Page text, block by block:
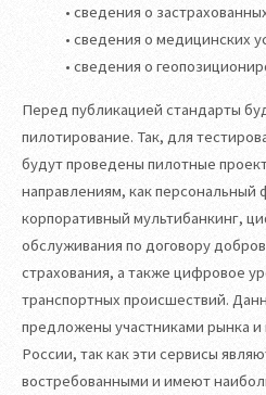
• сведения о
• сведения о медицинских
• сведения о
Перед публикацией стандарты
пилотирование. Так, для
будут проведены пилотные
направлениям, как
корпоративный мультибанкинг,
обслуживания по договору
страхования, а также цифровое
транспортных происшествий.
предложены участниками рынка
России, так как эти сервисы
востребованными и имеют